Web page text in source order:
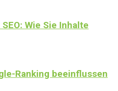
Wie Sie Inhalte
Ranking beeinflussen